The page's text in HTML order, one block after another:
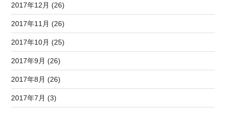
2017年12月 (26)
2017年11月 (26)
2017年10月 (25)
2017年9月 (26)
2017年8月 (26)
2017年7月 (3)